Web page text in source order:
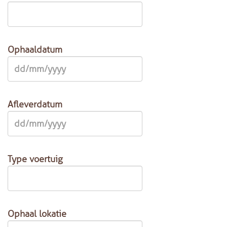
Ophaaldatum
Afleverdatum
Type voertuig
Ophaal lokatie